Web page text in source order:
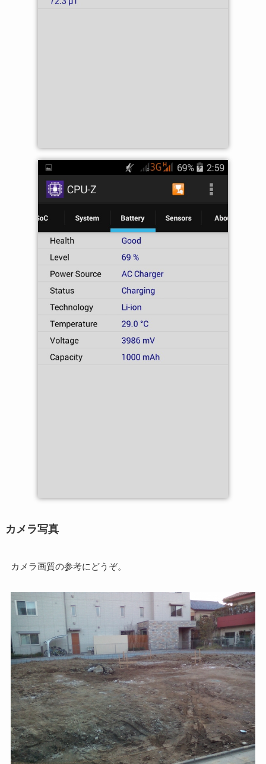
カメラ写真
カメラ画質の参考にどうぞ。